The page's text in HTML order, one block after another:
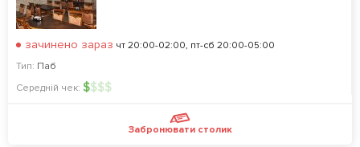
зачинено зараз чт 20:00-02:00, пт-сб 20:00-05:00
Тип: Паб
Середній чек: $$$$
Забронювати столик